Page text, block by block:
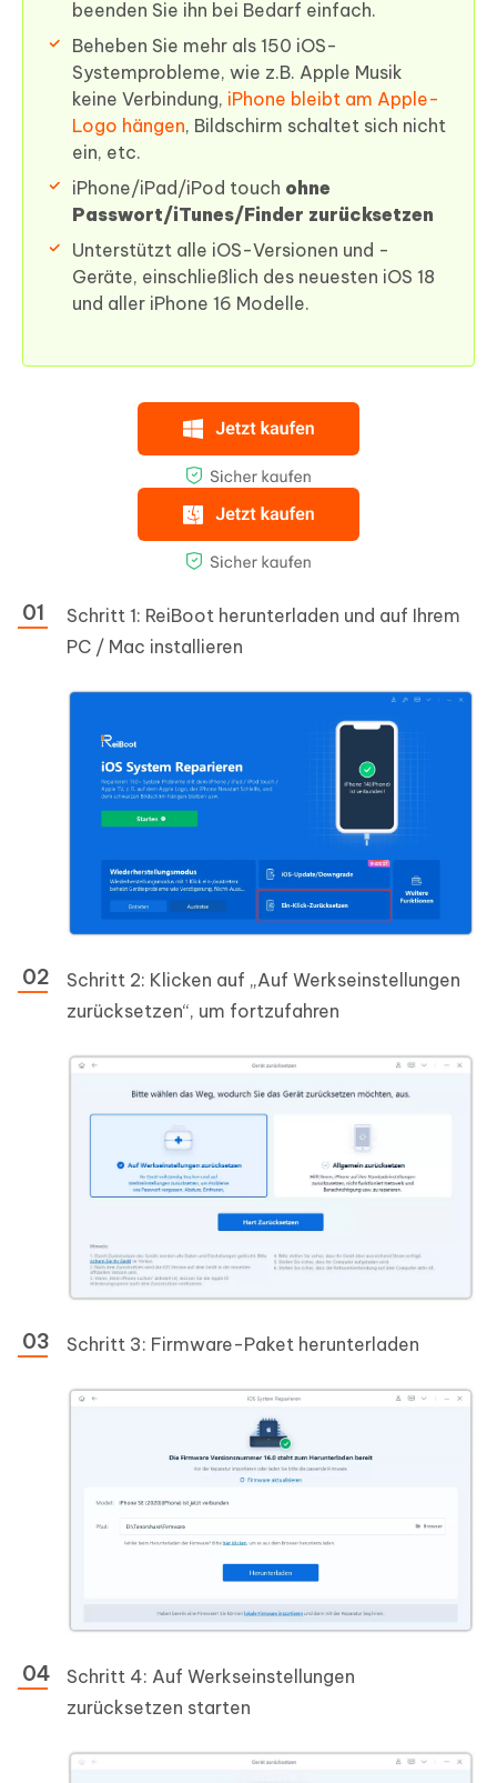
beenden Sie ihn bei Bedarf einfach.
Beheben Sie mehr als 150 iOS-
Systemprobleme, wie z.B. Apple Musik
keine Verbindung, iPhone bleibt am Apple-
Logo hängen, Bildschirm schaltet sich nicht
ein, etc.
iPhone/iPad/iPod touch ohne
Passwort/iTunes/Finder zurücksetzen
Unterstützt alle iOS-Versionen und -
Geräte, einschließlich des neuesten iOS 18
und aller iPhone 16 Modelle.
Schritt 1: ReiBoot herunterladen und auf Ihrem
PC / Mac installieren
Schritt 2: Klicken auf „Auf Werkseinstellungen
zurücksetzen“, um fortzufahren
Schritt 3: Firmware-Paket herunterladen
Schritt 4: Auf Werkseinstellungen
zurücksetzen starten